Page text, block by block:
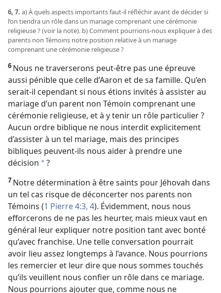
6, 7. a) À quels aspects importants faut-​il réfléchir avant de décider si
l’on tiendra un rôle dans un mariage comprenant une cérémonie
religieuse ? (voir la note). b) Comment pourrions-​nous expliquer à des
parents non Témoins notre position relative à un mariage
comprenant une cérémonie religieuse ?
6 Nous ne traverserons peut-être pas une épreuve
aussi pénible que celle d’Aaron et de sa famille. Qu’en
serait-​il cependant si nous étions invités à assister au
mariage d’un parent non Témoin comprenant une
cérémonie religieuse, et à y tenir un rôle particulier ?
Aucun ordre biblique ne nous interdit explicitement
d’assister à un tel mariage, mais des principes
bibliques peuvent-​ils nous aider à prendre une
décision *?
7 Notre détermination à être saints pour Jéhovah dans
un tel cas risque de déconcerter nos parents non
Témoins (1 Pierre 4:3, 4). Évidemment, nous nous
efforcerons de ne pas les heurter, mais mieux vaut en
général leur expliquer notre position tant avec bonté
qu’avec franchise. Une telle conversation pourrait
avoir lieu assez longtemps à l’avance. Nous pourrions
les remercier et leur dire que nous sommes touchés
qu’ils veuillent nous confier un rôle dans ce mariage.
Nous pourrions ajouter que, comme nous ne